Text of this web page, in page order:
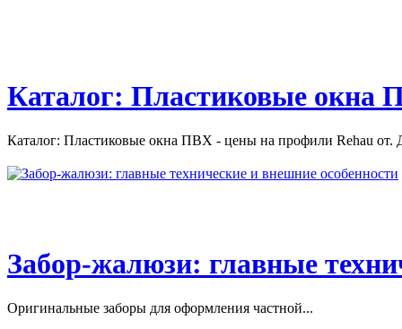
Каталог: Пластиковые окна
Каталог: Пластиковые окна ПВХ - цены на профили Rehau от.
Забор-жалюзи: главные
Оригинальные заборы для оформления частной...